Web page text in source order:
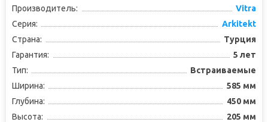
Производитель:
Vitra
Серия:
Arkitekt
Страна:
Турция
Гарантия:
5 лет
Тип:
Встраиваемые
Ширина:
585 мм
Глубина:
450 мм
Высота:
205 мм